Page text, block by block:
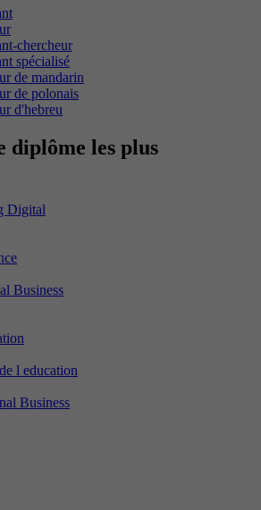
chercheur
spécialisé
de mandarin
de polonais
d'hebreu
diplôme les plus
Digital
Business
l education
Business